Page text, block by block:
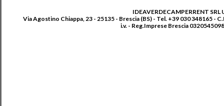
IDEAVERDECAMPERRENT SRL
Via Agostino Chiappa, 23 - 25135 - Brescia (BS) - Tel. +39 030 348165 -
i.v. - Reg.Imprese Brescia